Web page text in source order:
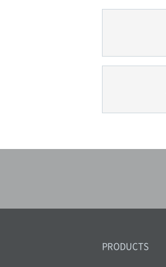
PRODUCTS